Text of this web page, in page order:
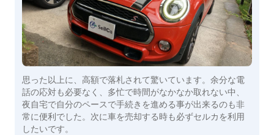
思った以上に、高額で落札されて驚いています。余分な電
話の応対も必要なく、多忙で時間がなかなか取れない中、
夜自宅で自分のペースで手続きを進める事が出来るのも非
常に便利でした。次に車を売却する時も必ずセルカを利用
したいです。